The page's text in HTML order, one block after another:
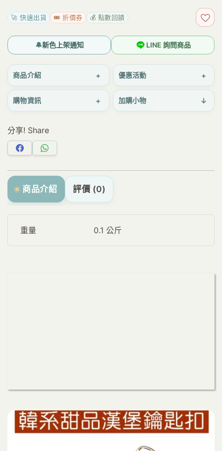
🚀 快速出貨 🎟️ 折價券 💰 點數回饋 加
LINE 詢問商品
🔔新色上架通知
商品介紹 + 優惠活動 +
購物資訊 + 加購小物 ↓
分享! Share
分
享
Facebook
分
享
WhatsApp
商品介紹 評價 (0)
重量 0.1 公斤